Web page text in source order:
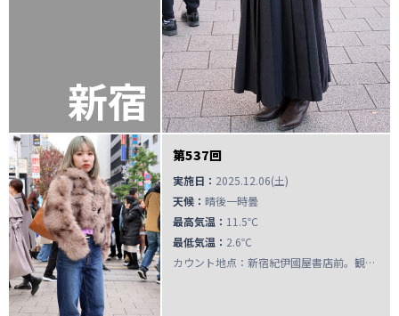
新宿
第537回
実施日： 2025.12.06(土)
天候： 晴後一時曇
最高気温： 11.5℃
最低気温： 2.6℃
カウント地点：新宿紀伊國屋書店前。観察・インタビューは新宿駅東南口広場。